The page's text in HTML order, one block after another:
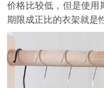
价格比较低，但是使用
期限成正比的衣架就是